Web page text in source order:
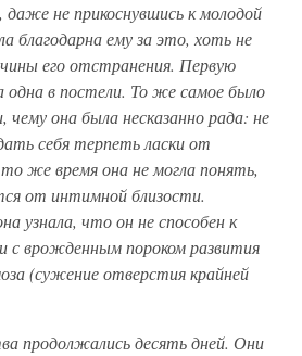
даже не прикоснувшись к молодой
благодарна ему за это, хоть не
его отстранения. Первую
одна в постели. То же самое было
чему она была несказанно рада: не
себя терпеть ласки от
же время она не могла понять,
от интимной близости.
узнала, что он не способен к
с врожденным пороком развития
(сужение отверстия крайней
продолжались десять дней. Они